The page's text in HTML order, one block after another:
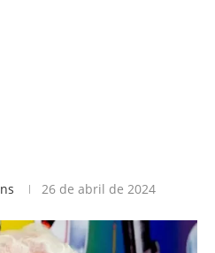
26 de abril de 2024